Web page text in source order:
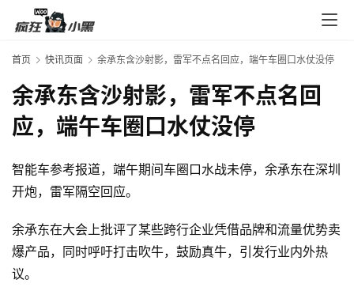
口
券
码
中
源
宝
库
首页 快讯页面 余承东含沙射影，雷军不点名回应，端午车圈口水仗没停
余承东含沙射影，雷军不点名回
应，端午车圈口水仗没停
智能车参考报道，端午期间车圈口水战未停，余承东在深圳
开炮，雷军隔空回应。
余承东在大会上批评了某些跨行企业凭借品牌和流量优势卖
爆产品，同时呼吁打击吹牛，鼓励真牛，引发行业内外热
议。